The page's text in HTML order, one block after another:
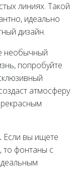
линиях. Такой
идеально
дизайн.
необычный
попробуйте
атмосферу
Если вы ищете
то фонтаны с